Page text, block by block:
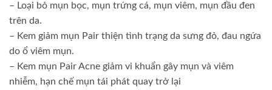
– Loại bỏ mụn bọc, mụn trứng cá, mụn viêm, mụn đầu đen
trên da.
– Kem giảm mụn Pair thiện tình trạng da sưng đỏ, đau ngứa
do ổ viêm mụn.
– Kem mụn Pair Acne giảm vi khuẩn gây mụn và viêm
nhiễm, hạn chế mụn tái phát quay trở lại